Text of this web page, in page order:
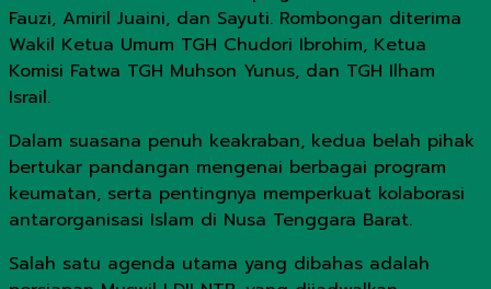
Fauzi, Amiril Juaini, dan Sayuti. Rombongan diterima
Wakil Ketua Umum TGH Chudori Ibrohim, Ketua
Komisi Fatwa TGH Muhson Yunus, dan TGH Ilham
Israil.
Dalam suasana penuh keakraban, kedua belah pihak
bertukar pandangan mengenai berbagai program
keumatan, serta pentingnya memperkuat kolaborasi
antarorganisasi Islam di Nusa Tenggara Barat.
Salah satu agenda utama yang dibahas adalah